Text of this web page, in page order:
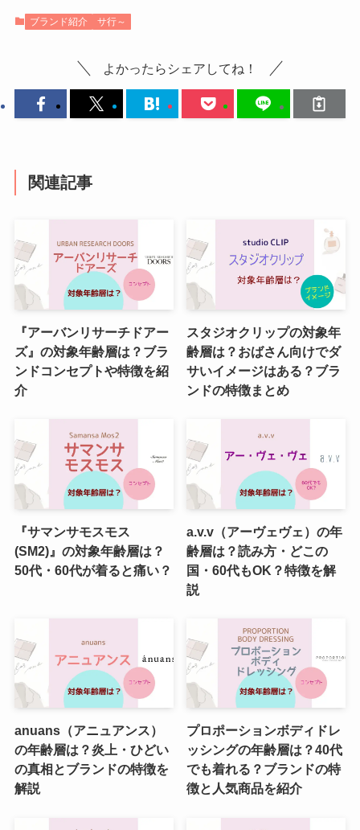
ブランド紹介 サ行～
よかったらシェアしてね！
関連記事
『アーバンリサーチドアー
ズ』の対象年齢層は？ブラ
ンドコンセプトや特徴を紹
介
スタジオクリップの対象年
齢層は？おばさん向けでダ
サいイメージはある？ブラ
ンドの特徴まとめ
『サマンサモスモス
(SM2)』の対象年齢層は？
50代・60代が着ると痛い？
a.v.v（アーヴェヴェ）の年
齢層は？読み方・どこの
国・60代もOK？特徴を解
説
anuans（アニュアンス）
の年齢層は？炎上・ひどい
の真相とブランドの特徴を
解説
プロポーションボディドレ
ッシングの年齢層は？40代
でも着れる？ブランドの特
徴と人気商品を紹介